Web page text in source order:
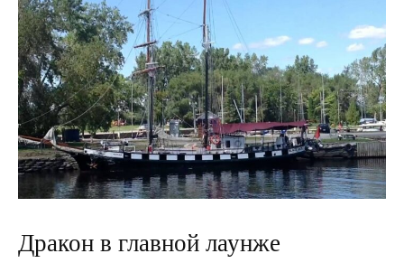
Дракон в главной лаунже